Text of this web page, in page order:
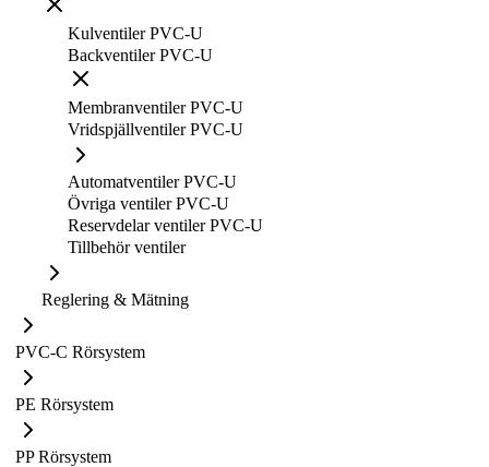
Kulventiler PVC-U
Backventiler PVC-U
Membranventiler PVC-U
Vridspjällventiler PVC-U
Automatventiler PVC-U
Övriga ventiler PVC-U
Reservdelar ventiler PVC-U
Tillbehör ventiler
Reglering & Mätning
PVC-C Rörsystem
PE Rörsystem
PP Rörsystem